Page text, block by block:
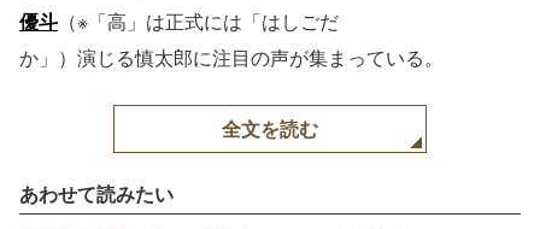
優斗 （※「高」は正式には「はしごだ
か」）演じる慎太郎に注目の声が集まっている。
全文を読む
あわせて読みたい